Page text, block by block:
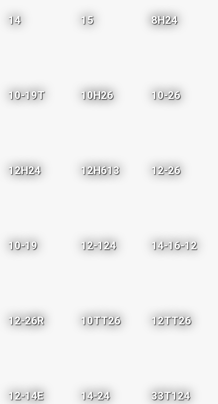
14 15 8H24
10-19T 10H26 10-26
12H24 12H613 12-26
10-19 12-124 14-16-12
12-26R 10TT26 12TT26
12-14E 14-24 33T124